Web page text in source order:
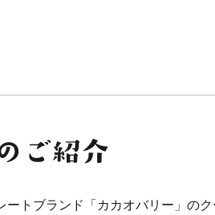
ートブランド「カカオバリー」の